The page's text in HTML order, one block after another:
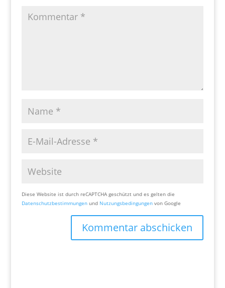
Diese Website ist durch reCAPTCHA geschützt und es gelten die
Datenschutzbestimmungenund Nutzungsbedingungenvon Google
Kommentar abschicken